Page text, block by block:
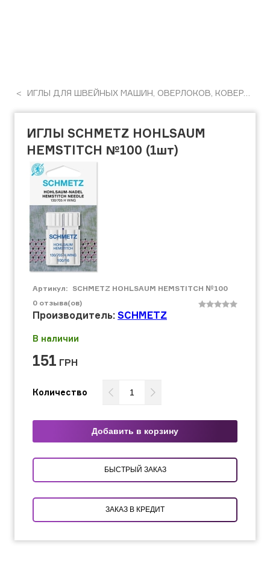
ИГЛЫ ДЛЯ ШВЕЙНЫХ МАШИН, ОВЕРЛОКОВ, КОВЕРЛОКОВ, ПЛОСКОШОВНІХ МАШИН
ИГЛЫ SCHMETZ HOHLSAUM
HEMSTITCH №100 (1шт)
Артикул: SCHMETZ HOHLSAUM HEMSTITCH №100
0 отзыва(ов)
Производитель: SCHMETZ
В наличии
151 ГРН
Количество
Добавить в корзину
БЫСТРЫЙ ЗАКАЗ
ЗАКАЗ В КРЕДИТ